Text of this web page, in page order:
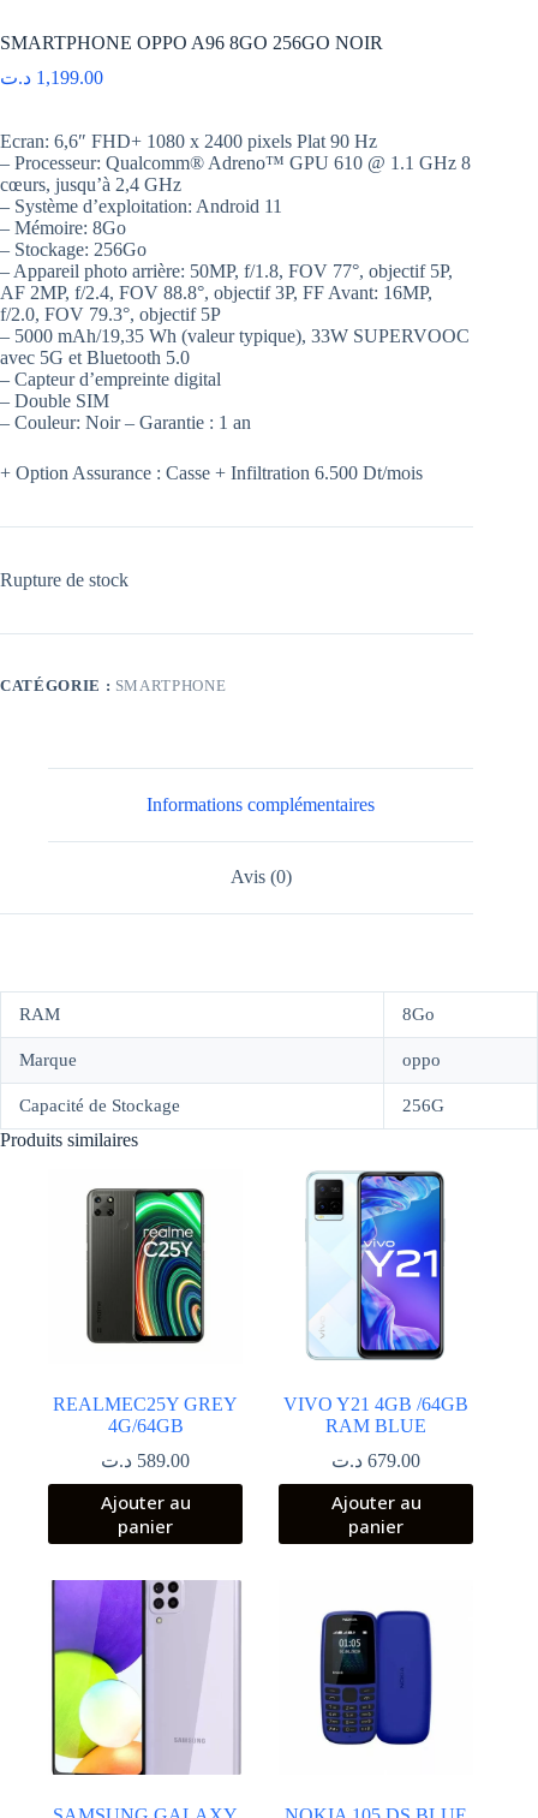
SMARTPHONE OPPO A96 8GO 256GO NOIR
1,199.00 د.ت
Ecran: 6,6″ FHD+ 1080 x 2400 pixels Plat 90 Hz
– Processeur: Qualcomm® Adreno™ GPU 610 @ 1.1 GHz 8
cœurs, jusqu’à 2,4 GHz
– Système d’exploitation: Android 11
– Mémoire: 8Go
– Stockage: 256Go
– Appareil photo arrière: 50MP, f/1.8, FOV 77°, objectif 5P,
AF 2MP, f/2.4, FOV 88.8°, objectif 3P, FF Avant: 16MP,
f/2.0, FOV 79.3°, objectif 5P
– 5000 mAh/19,35 Wh (valeur typique), 33W SUPERVOOC
avec 5G et Bluetooth 5.0
– Capteur d’empreinte digital
– Double SIM
– Couleur: Noir – Garantie : 1 an
+ Option Assurance : Casse + Infiltration 6.500 Dt/mois
Rupture de stock
CATÉGORIE : SMARTPHONE
Informations complémentaires
Avis (0)
RAM 8Go
Marque oppo
Capacité de Stockage 256G
Produits similaires
REALMEC25Y GREY
4G/64GB
589.00 د.ت
Ajouter au
panier
VIVO Y21 4GB /64GB
RAM BLUE
679.00 د.ت
Ajouter au
panier